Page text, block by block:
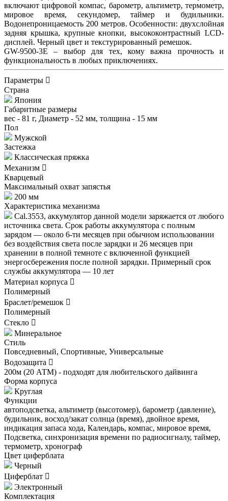
включают цифровой компас, барометр, альтиметр, термометр,
мировое время, секундомер, таймер и будильники.
Водонепроницаемость 200 метров. Особенности: двухслойная
задняя крышка, крупные кнопки, высококонтрастный LCD-
дисплей. Черный цвет и текстурированный ремешок.
GW-9500-3E – выбор для тех, кому важна прочность и
функциональность в любых приключениях.
Параметры
Страна
Япония
Габаритные размеры
вес - 81 г, Диаметр - 52 мм, толщина - 15 мм
Пол
Мужской
Застежка
Классическая пряжка
Механизм
Кварцевый
Максимальный охват запястья
200 мм
Характеристика механизма
Cal.3553, аккумулятор данной модели заряжается от любого
источника света. Срок работы аккумулятора с полным
зарядом — около 6-ти месяцев при обычном использовании
без воздействия света после зарядки и 26 месяцев при
хранении в полной темноте с включенной функцией
энергосбережения после полной зарядки. Примерный срок
службы аккумулятора — 10 лет
Материал корпуса
Полимерный
Браслет/ремешок
Полимерный
Стекло
Минеральное
Стиль
Повседневный, Спортивные, Универсальные
Водозащита
200м (20 АТМ) - подходят для любительского дайвинга
Форма корпуса
Круглая
Функции
автоподсветка, альтиметр (высотомер), барометр (давление),
будильник, восход/закат солнца (время), двойное время,
индикация запаса хода, Календарь, компас, мировое время,
Подсветка, синхронизация времени по радиосигналу, таймер,
термометр, хронограф
Цвет циферблата
Черный
Циферблат
Электронный
Комплектация